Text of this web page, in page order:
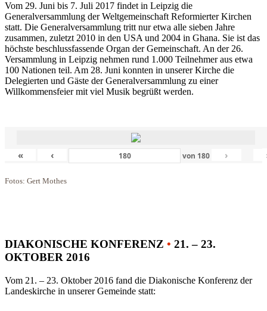
Vom 29. Juni bis 7. Juli 2017 findet in Leipzig die
Generalversammlung der Weltgemeinschaft Reformierter Kirchen
statt. Die Generalversammlung tritt nur etwa alle sieben Jahre
zusammen, zuletzt 2010 in den USA und 2004 in Ghana. Sie ist das
höchste beschlussfassende Organ der Gemeinschaft. An der 26.
Versammlung in Leipzig nehmen rund 1.000 Teilnehmer aus etwa
100 Nationen teil. Am 28. Juni konnten in unserer Kirche die
Delegierten und Gäste der Generalversammlung zu einer
Willkommensfeier mit viel Musik begrüßt werden.
« ‹ von 180 ›
Fotos: Gert Mothes
DIAKONISCHE KONFERENZ • 21. – 23.
OKTOBER 2016
Vom 21. – 23. Oktober 2016 fand die Diakonische Konferenz der
Landeskirche in unserer Gemeinde statt: